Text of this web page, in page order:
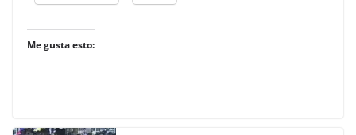
Me gusta esto: